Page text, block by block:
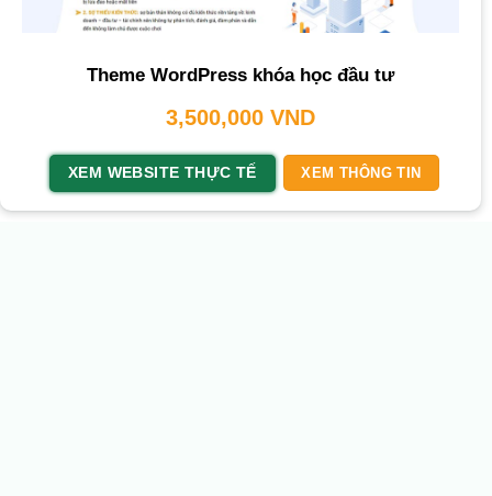
Theme WordPress khóa học đầu tư
3,500,000 VND
XEM WEBSITE THỰC TẾ XEM THÔNG TIN